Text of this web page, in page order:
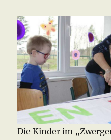
Die Kinder im